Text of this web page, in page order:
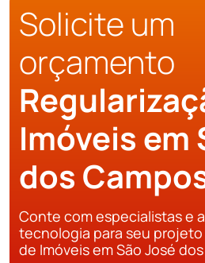
Solicite um
orçamento
Imóveis em
dos
Conte com especialistas e
tecnologia para seu projeto
de Imóveis em São José